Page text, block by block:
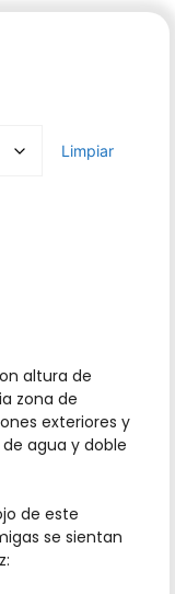
Limpiar
altura de
zona de
exteriores y
agua y doble
de este
se sientan